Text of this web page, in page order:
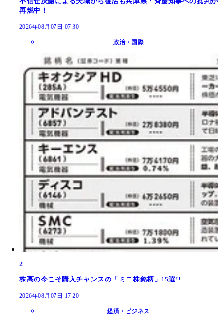
再燃中！
2026年08月07日 07:30
政治・国際
2
株高の今こそ購入チャンスの「ミニ株銘柄」15選!!
2026年08月07日 17:20
経済・ビジネス